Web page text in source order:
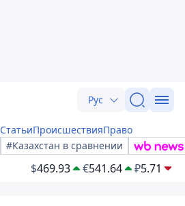
Рус
СтатьиПроисшествияПраво
#Казахстан в сравнении
$469.93 €541.64 ₽5.71